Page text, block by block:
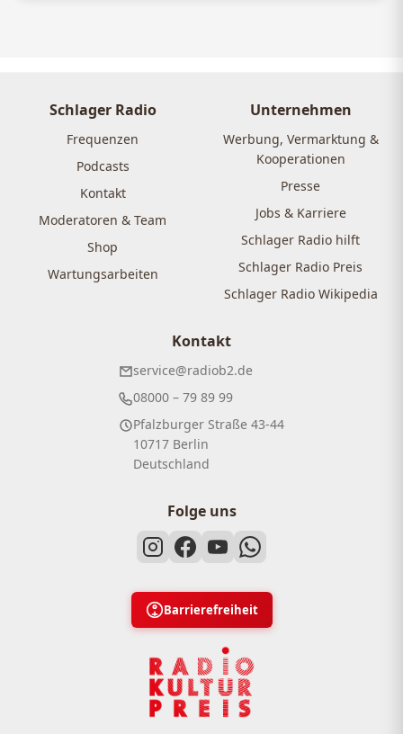
Schlager Radio
Frequenzen
Podcasts
Kontakt
Moderatoren & Team
Shop
Wartungsarbeiten
Unternehmen
Werbung, Vermarktung &
Kooperationen
Presse
Jobs & Karriere
Schlager Radio hilft
Schlager Radio Preis
Schlager Radio Wikipedia
Kontakt
service@radiob2.de
08000 – 79 89 99
Pfalzburger Straße 43-44
10717 Berlin
Deutschland
Folge uns
Barrierefreiheit